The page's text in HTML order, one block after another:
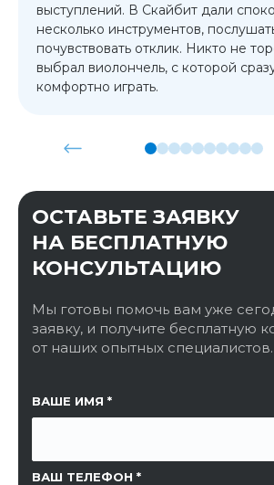
выступлений. В Скайбит дали
несколько инструментов,
почувствовать отклик. Никто не
выбрал виолончель, с которой
комфортно играть.
ОСТАВЬТЕ ЗАЯВКУ
НА БЕСПЛАТНУЮ
КОНСУЛЬТАЦИЮ
Мы готовы помочь вам уже
заявку, и получите бесплатную
от наших опытных специалистов.
ВАШЕ ИМЯ
ВАШ ТЕЛЕФОН
ССЫЛКА НА СТРАНИЦУ